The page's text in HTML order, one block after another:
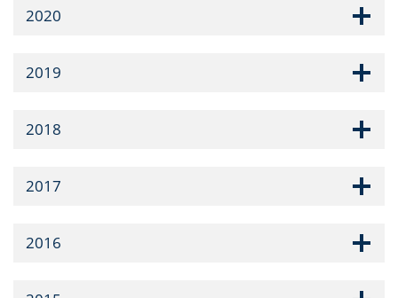
2020
2019
2018
2017
2016